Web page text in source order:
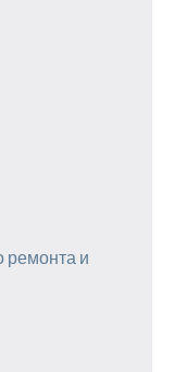
ремонта и